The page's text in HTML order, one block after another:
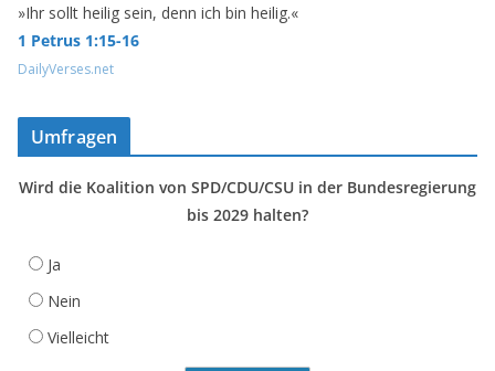
»Ihr sollt heilig sein, denn ich bin heilig.«
1 Petrus 1:15-16
DailyVerses.net
Umfragen
Wird die Koalition von SPD/CDU/CSU in der Bundesregierung
bis 2029 halten?
Ja
Nein
Vielleicht